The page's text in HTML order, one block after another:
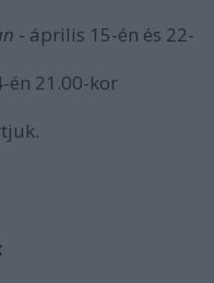
- április 15-én és 22-
én 21.00-kor